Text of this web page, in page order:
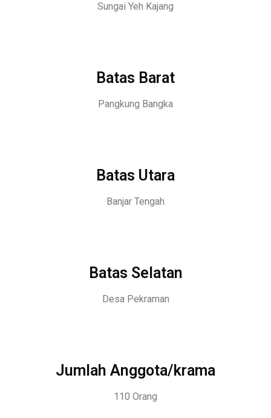
Sungai Yeh Kajang
Batas Barat
Pangkung Bangka
Batas Utara
Banjar Tengah
Batas Selatan
Desa Pekraman
Jumlah Anggota/krama
110 Orang